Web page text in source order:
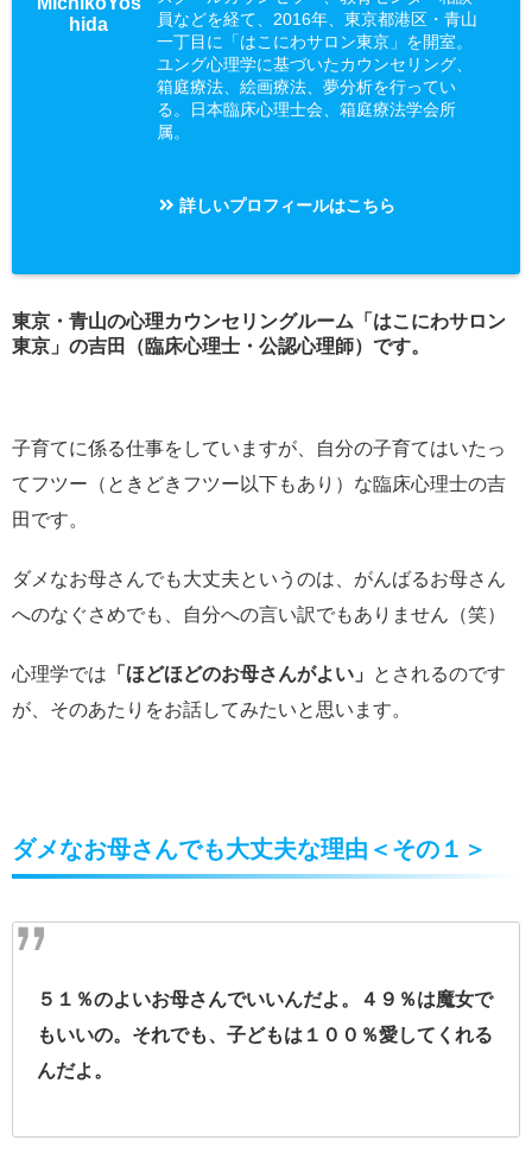
hida
員などを経て、2016年、東京都港区・青山
一丁目に「はこにわサロン東京」を開室。
ユング心理学に基づいたカウンセリング、
箱庭療法、絵画療法、夢分析を行ってい
る。日本臨床心理士会、箱庭療法学会所
属。
詳しいプロフィールはこちら
東京・青山の心理カウンセリングルーム「はこにわサロン
東京」の吉田（臨床心理士・公認心理師）です。
子育てに係る仕事をしていますが、自分の子育てはいたっ
てフツー（ときどきフツー以下もあり）な臨床心理士の吉
田です。
ダメなお母さんでも大丈夫というのは、がんばるお母さん
へのなぐさめでも、自分への言い訳でもありません（笑）
心理学では 「ほどほどのお母さんがよい」
とされるのです
が、そのあたりをお話してみたいと思います。
ダメなお母さんでも大丈夫な理由＜その１＞
５１％のよいお母さんでいいんだよ。４９％は魔女で
もいいの。それでも、子どもは１００％愛してくれる
んだよ。